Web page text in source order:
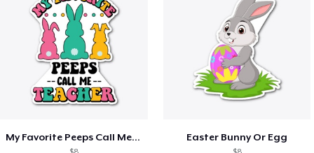
My Favorite Peeps Call Me Teacher Easter Easter Bunny Or Egg